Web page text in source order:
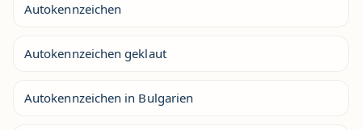
Autokennzeichen
Autokennzeichen geklaut
Autokennzeichen in Bulgarien